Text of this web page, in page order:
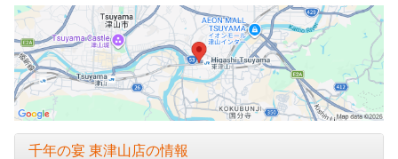
千年の宴 東津山店の情報